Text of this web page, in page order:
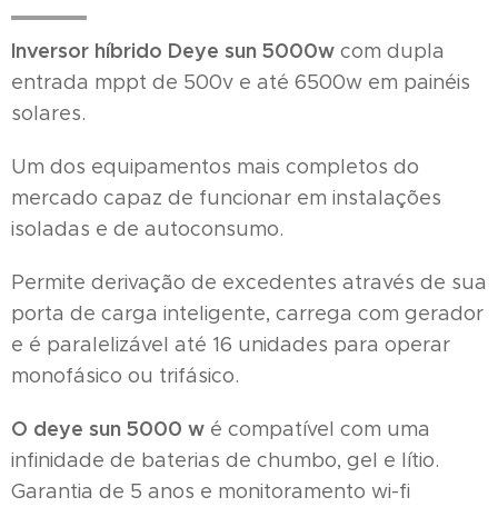
Inversor híbrido Deye sun 5000w com dupla
entrada mppt de 500v e até 6500w em painéis
solares.
Um dos equipamentos mais completos do
mercado capaz de funcionar em instalações
isoladas e de autoconsumo.
Permite derivação de excedentes através de sua
porta de carga inteligente, carrega com gerador
e é paralelizável até 16 unidades para operar
monofásico ou trifásico.
O deye sun 5000 w é compatível com uma
infinidade de baterias de chumbo, gel e lítio.
Garantia de 5 anos e monitoramento wi-fi